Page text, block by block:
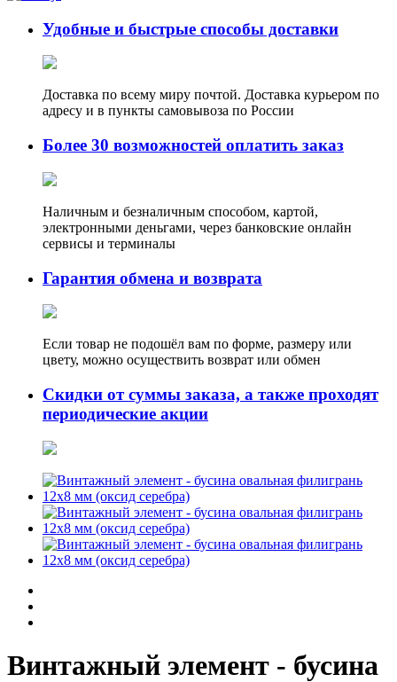
Удобные и быстрые способы доставки
Доставка по всему миру почтой. Доставка курьером по
адресу и в пункты самовывоза по России
Более 30 возможностей оплатить заказ
Наличным и безналичным способом, картой,
электронными деньгами, через банковские онлайн
сервисы и терминалы
Гарантия обмена и возврата
Если товар не подошёл вам по форме, размеру или
цвету, можно осуществить возврат или обмен
Скидки от суммы заказа, а также проходят
периодические акции
Винтажный элемент - бусина